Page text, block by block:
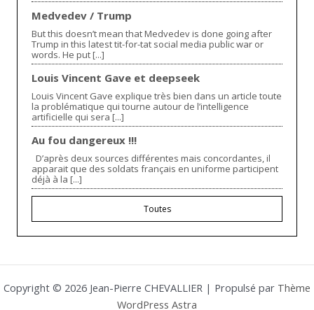
Medvedev / Trump
But this doesn’t mean that Medvedev is done going after
Trump in this latest tit-for-tat social media public war or
words. He put [...]
Louis Vincent Gave et deepseek
Louis Vincent Gave explique très bien dans un article toute
la problématique qui tourne autour de l’intelligence
artificielle qui sera [...]
Au fou dangereux !!!
D’après deux sources différentes mais concordantes, il
apparait que des soldats français en uniforme participent
déjà à la [...]
Toutes
Copyright © 2026 Jean-Pierre CHEVALLIER | Propulsé par Thème
WordPress Astra